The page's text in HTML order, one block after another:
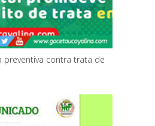
preventiva contra trata de